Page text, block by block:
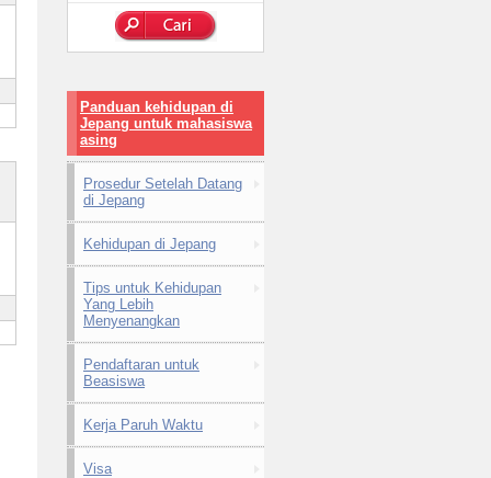
Panduan kehidupan di
Jepang untuk mahasiswa
asing
Prosedur Setelah Datang
di Jepang
Kehidupan di Jepang
Tips untuk Kehidupan
Yang Lebih
Menyenangkan
Pendaftaran untuk
Beasiswa
Kerja Paruh Waktu
Visa